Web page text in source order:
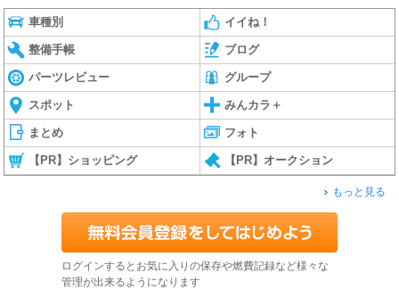
車種別 イイね！
整備手帳 ブログ
パーツレビュー グループ
スポット みんカラ＋
まとめ フォト
【PR】ショッピング 【PR】オークション
もっと見る
ログインするとお気に入りの保存や燃費記録など様々な
管理が出来るようになります